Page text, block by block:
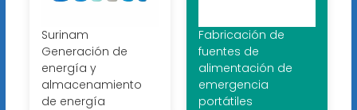
Surinam
Generación de
energía y
almacenamiento
de energía
Fabricación de
fuentes de
alimentación de
emergencia
portátiles